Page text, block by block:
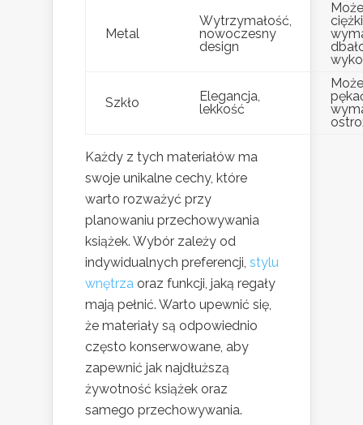
Metal
Wytrzymałość,
nowoczesny
design
Szkło
Elegancja,
lekkość
Każdy z tych materiałów ma
swoje unikalne cechy, które
warto rozważyć przy
planowaniu przechowywania
książek. Wybór zależy od
indywidualnych preferencji, stylu
wnętrza oraz funkcji, jaką regały
mają pełnić. Warto upewnić się,
że materiały są odpowiednio
często konserwowane, aby
zapewnić jak najdłuższą
żywotność książek oraz
samego przechowywania.